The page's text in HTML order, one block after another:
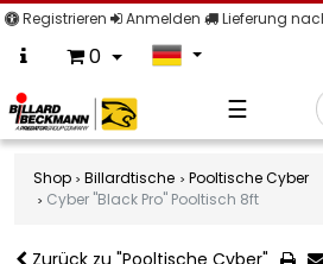
Registrieren Anmelden Lieferung
0
☰
Shop Billardtische
Pooltische Cyber
Cyber "Black Pro" Pooltisch 8ft
Zurück zu "Pooltische Cyber"